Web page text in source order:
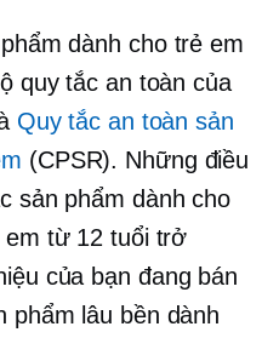
dành cho trẻ em
quy tắc an toàn của
Quy tắc an toàn sản
(CPSR). Những điều
sản phẩm dành cho
từ 12 tuổi trở
của bạn đang bán
phẩm lâu bền dành